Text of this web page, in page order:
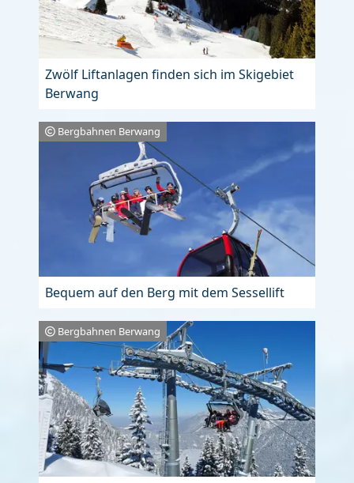
Zwölf Liftanlagen finden sich im Skigebiet
Berwang
Bergbahnen Berwang
Bequem auf den Berg mit dem Sessellift
Bergbahnen Berwang